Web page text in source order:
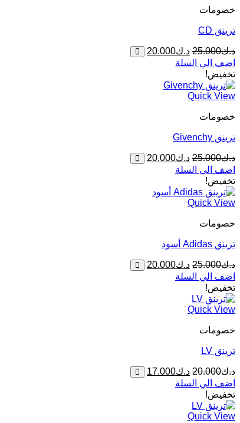
خصومات
ترينق CD
د.ك25.000 السعر
الأصلي
د.ك25.000.
د.ك20.000 السعر
اضف الي السلة
تخفيض!
Quick View
خصومات
ترينق Givenchy
د.ك25.000 السعر
الأصلي
د.ك25.000.
د.ك20.000 السعر
اضف الي السلة
تخفيض!
Quick View
خصومات
ترينق Adidas أسود
د.ك25.000 السعر
الأصلي
د.ك20.000 السعر
اضف الي السلة
تخفيض!
Quick View
خصومات
ترينق LV
د.ك20.000 السعر
الأصلي
د.ك17.000 السعر
اضف الي السلة
تخفيض!
Quick View